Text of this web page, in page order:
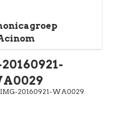
IMG-20160921-WA0029